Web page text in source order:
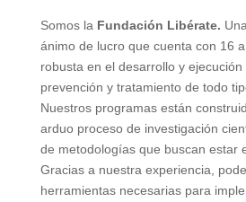
Somos la Fundación Libérate.
ánimo de lucro que cuenta con 16
robusta en el desarrollo y
prevención y tratamiento de todo
Nuestros programas están
arduo proceso de investigación
de metodologías que buscan estar
Gracias a nuestra experiencia,
herramientas necesarias para